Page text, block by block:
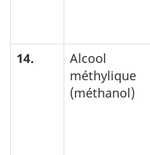
14.
Alcool
méthylique
(méthanol)